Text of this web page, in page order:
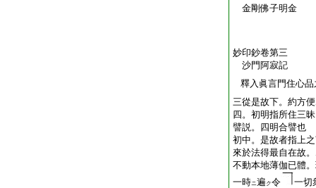
金剛佛子明金
妙印鈔卷第三
沙門阿寂記
釋入眞言門住心品
三從是故下。約方
四。初明指所住三
譬説。四明合譬也
初中。是故者指上
來於法得最自在故
不動本地薄伽已體
一時ニ遍 ク令
一切